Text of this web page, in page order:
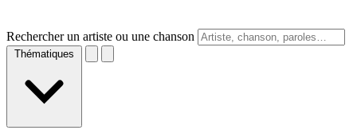
Rechercher un artiste ou une chanson
Thématiques